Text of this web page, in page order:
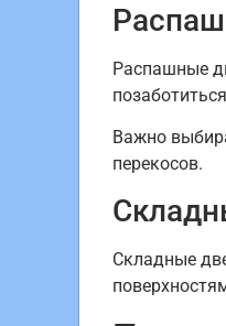
Распашные
Важно
перекосов.
Складные